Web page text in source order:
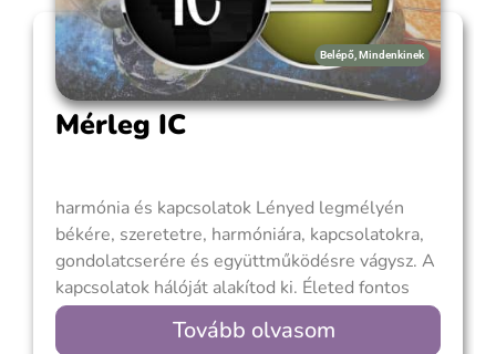
Belépő Mindenkinek
Mérleg IC
harmónia és kapcsolatok Lényed legmélyén
békére, szeretetre, harmóniára, kapcsolatokra,
gondolatcserére és együttműködésre vágysz. A
kapcsolatok hálóját alakítod ki. Életed fontos
kérdése, hogyan teremthetsz összhangot a
kapcsolatok utáni vágyad és az egyéni
Tovább olvasom